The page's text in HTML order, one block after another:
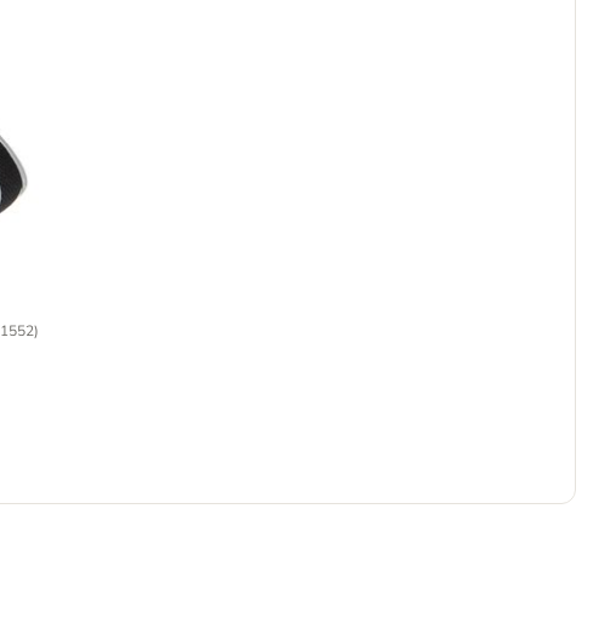
1552)